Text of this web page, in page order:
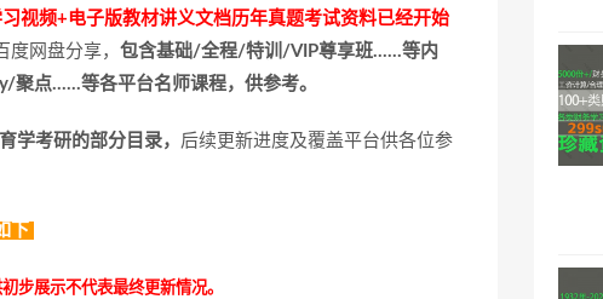
视频+电子版教材讲义文档历年真题考试资料已经开始
度网盘分享， 包含基础/全程/特训/VIP尊享班……等内
点……等各平台名师课程，供参考。
学考研的部分目录， 后续更新进度及覆盖平台供各位参
下
步展示不代表最终更新情况。